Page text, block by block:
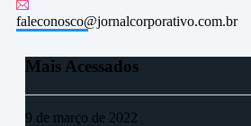
faleconosco@jornalcorporativo.com.br
Mais Acessados
9 de março de 2022